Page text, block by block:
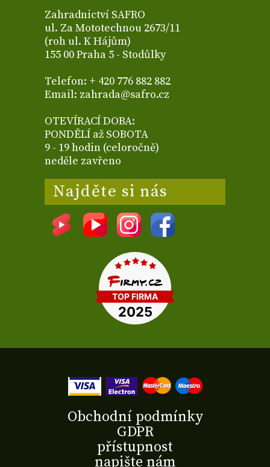
Zahradnictví SAFRO
ul. Za Mototechnou 2673/11
(roh ul. K Hájům)
155 00 Praha 5 - Stodůlky
Telefon: + 420 776 882 882
Email: zahrada@safro.cz
OTEVÍRACÍ DOBA:
PONDĚLÍ až SOBOTA
9 - 19 hodin (celoročně)
neděle zavřeno
Najděte si nás
Obchodní podmínky
GDPR
přístupnost
napište nám